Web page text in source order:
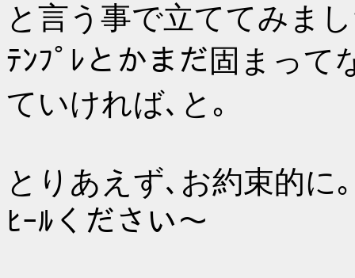
と言う事で立ててみま
ﾃﾝﾌﾟﾚとかまだ固まっ
ていければ､と｡
とりあえず､お約束的に｡
ﾋｰﾙください～